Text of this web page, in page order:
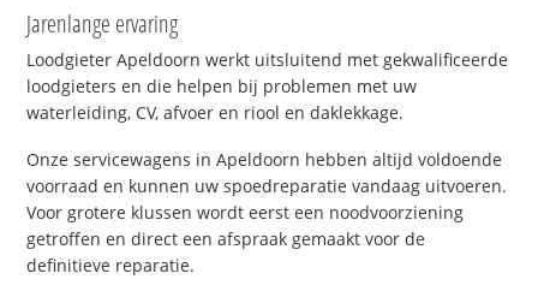
Jarenlange ervaring
Loodgieter Apeldoorn werkt uitsluitend met gekwalificeerde
loodgieters en die helpen bij problemen met uw
waterleiding, CV, afvoer en riool en daklekkage.
Onze servicewagens in Apeldoorn hebben altijd voldoende
voorraad en kunnen uw spoedreparatie vandaag uitvoeren.
Voor grotere klussen wordt eerst een noodvoorziening
getroffen en direct een afspraak gemaakt voor de
definitieve reparatie.